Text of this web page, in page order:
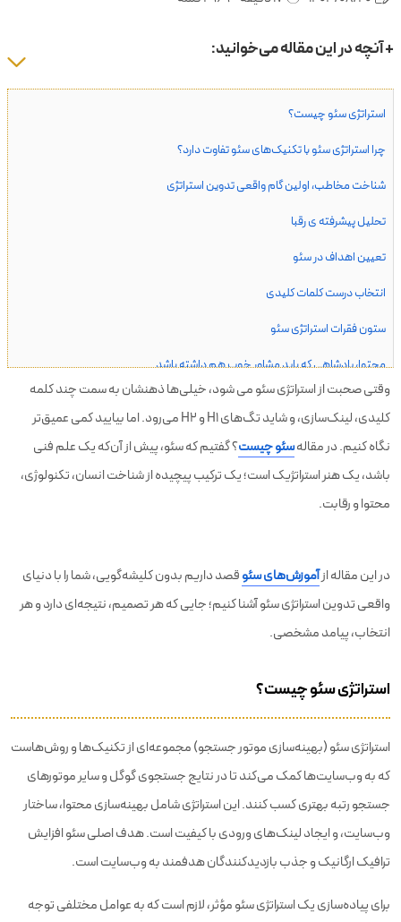
+ آنچه در این مقاله می‌خوانید:
استراتژی سئو چیست؟
چرا استراتژی سئو با تکنیک‌های سئو تفاوت دارد؟
شناخت مخاطب، اولین گام واقعی تدوین استراتژی
تحلیل پیشرفته ی رقبا
تعیین اهداف در سئو
انتخاب درست کلمات کلیدی
ستون فقرات استراتژی سئو
محتوا، پادشاهی که باید مشاور خوب هم داشته باشد
لینک سازی داخلی یا خارجی؟ کدام اولویت بالاتری دارد؟
تجربه کاربری (UX)؛ سئو را انسان‌محور کنید
تحلیل و بهینه‌سازی مداوم در استراتژی سئو
چرا باید استراتژی سئو داشته باشیم؟
جمع بندی
سوالات متداول استراتژی سئو
وقتی صحبت از استراتژی سئو می شود، خیلی‌ها ذهنشان به سمت چند کلمه
کلیدی، لینک‌سازی، و شاید تگ‌های H1 و H2 می‌رود. اما بیایید کمی عمیق‌تر
نگاه کنیم. در مقالهسئو چیست؟ گفتیم که سئو، پیش از آن‌که یک علم فنی
باشد، یک هنر استراتژیک است؛ یک ترکیب پیچیده از شناخت انسان، تکنولوژی،
محتوا و رقابت.
در این مقاله ازآموزش‌های سئوقصد داریم بدون کلیشه‌گویی، شما را با دنیای
واقعی تدوین استراتژی سئو آشنا کنیم؛ جایی که هر تصمیم، نتیجه‌ای دارد و هر
انتخاب، پیامد مشخصی.
استراتژی سئو چیست؟
استراتژی سئو (بهینه‌سازی موتور جستجو) مجموعه‌ای از تکنیک‌ها و روش‌هاست
که به وب‌سایت‌ها کمک می‌کند تا در نتایج جستجوی گوگل و سایر موتورهای
جستجو رتبه بهتری کسب کنند. این استراتژی شامل بهینه‌سازی محتوا، ساختار
وب‌سایت، و ایجاد لینک‌های ورودی با کیفیت است. هدف اصلی سئو افزایش
ترافیک ارگانیک و جذب بازدیدکنندگان هدفمند به وب‌سایت است.
برای پیاده‌سازی یک استراتژی سئو مؤثر، لازم است که به عوامل مختلفی توجه